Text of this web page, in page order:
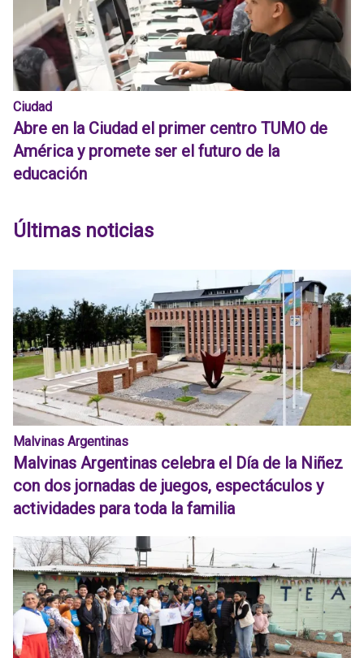
Ciudad
Abre en la Ciudad el primer centro TUMO de
América y promete ser el futuro de la
educación
Últimas noticias
Malvinas Argentinas
Malvinas Argentinas celebra el Día de la Niñez
con dos jornadas de juegos, espectáculos y
actividades para toda la familia